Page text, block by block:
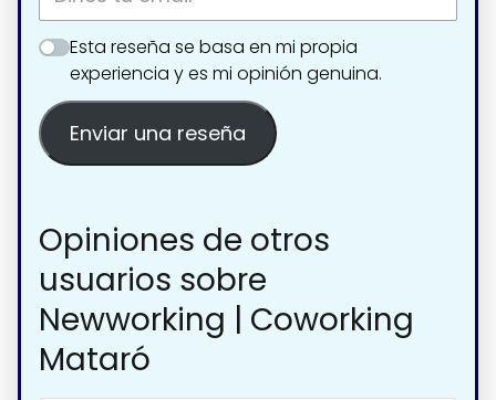
Esta reseña se basa en mi propia
experiencia y es mi opinión genuina.
Enviar una reseña
Opiniones de otros
usuarios sobre
Newworking | Coworking
Mataró